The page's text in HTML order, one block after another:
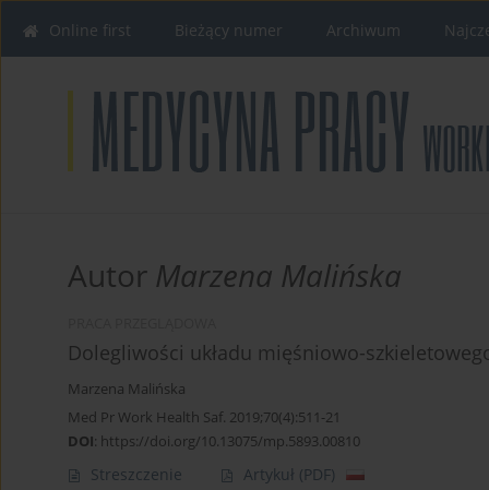
Online first Bieżący numer Archiwum
Autor Marzena Malińska
Dolegliwości układu mięśniowo-
Marzena Malińska
Med Pr Work Health Saf. 2019;70(4):511-21
DOI: https://doi.org/10.13075/mp.5893.00810
Streszczenie Artykuł (PDF)